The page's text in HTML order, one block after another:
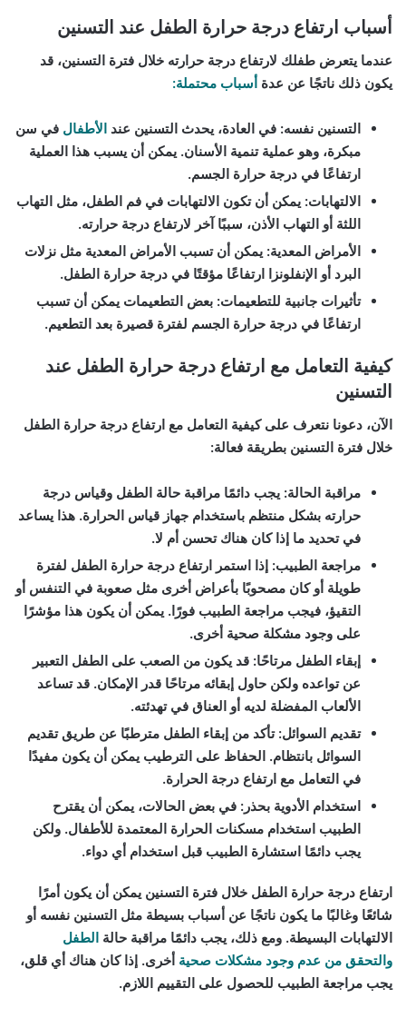
أسباب ارتفاع درجة حرارة الطفل عند التسنين
عندما يتعرض طفلك لارتفاع درجة حرارته خلال فترة التسنين، قد
يكون ذلك ناتجًا عن عدة أسباب محتملة:
التسنين نفسه: في العادة، يحدث التسنين عند الأطفال في سن
مبكرة، وهو عملية تنمية الأسنان. يمكن أن يسبب هذا العملية
ارتفاعًا في درجة حرارة الجسم.
الالتهابات: يمكن أن تكون الالتهابات في فم الطفل، مثل التهاب
اللثة أو التهاب الأذن، سببًا آخر لارتفاع درجة حرارته.
الأمراض المعدية: يمكن أن تسبب الأمراض المعدية مثل نزلات
البرد أو الإنفلونزا ارتفاعًا مؤقتًا في درجة حرارة الطفل.
تأثيرات جانبية للتطعيمات: بعض التطعيمات يمكن أن تسبب
ارتفاعًا في درجة حرارة الجسم لفترة قصيرة بعد التطعيم.
كيفية التعامل مع ارتفاع درجة حرارة الطفل عند
التسنين
الآن، دعونا نتعرف على كيفية التعامل مع ارتفاع درجة حرارة الطفل
خلال فترة التسنين بطريقة فعالة:
مراقبة الحالة: يجب دائمًا مراقبة حالة الطفل وقياس درجة
حرارته بشكل منتظم باستخدام جهاز قياس الحرارة. هذا يساعد
في تحديد ما إذا كان هناك تحسن أم لا.
مراجعة الطبيب: إذا استمر ارتفاع درجة حرارة الطفل لفترة
طويلة أو كان مصحوبًا بأعراض أخرى مثل صعوبة في التنفس أو
التقيؤ، فيجب مراجعة الطبيب فورًا. يمكن أن يكون هذا مؤشرًا
على وجود مشكلة صحية أخرى.
إبقاء الطفل مرتاحًا: قد يكون من الصعب على الطفل التعبير
عن تواعده ولكن حاول إبقائه مرتاحًا قدر الإمكان. قد تساعد
الألعاب المفضلة لديه أو العناق في تهدئته.
تقديم السوائل: تأكد من إبقاء الطفل مترطبًا عن طريق تقديم
السوائل بانتظام. الحفاظ على الترطيب يمكن أن يكون مفيدًا
في التعامل مع ارتفاع درجة الحرارة.
استخدام الأدوية بحذر: في بعض الحالات، يمكن أن يقترح
الطبيب استخدام مسكنات الحرارة المعتمدة للأطفال. ولكن
يجب دائمًا استشارة الطبيب قبل استخدام أي دواء.
ارتفاع درجة حرارة الطفل خلال فترة التسنين يمكن أن يكون أمرًا
شائعًا وغالبًا ما يكون ناتجًا عن أسباب بسيطة مثل التسنين نفسه أو
الالتهابات البسيطة. ومع ذلك، يجب دائمًا مراقبة حالة الطفل
والتحقق من عدم وجود مشكلات صحية أخرى. إذا كان هناك أي قلق،
يجب مراجعة الطبيب للحصول على التقييم اللازم.